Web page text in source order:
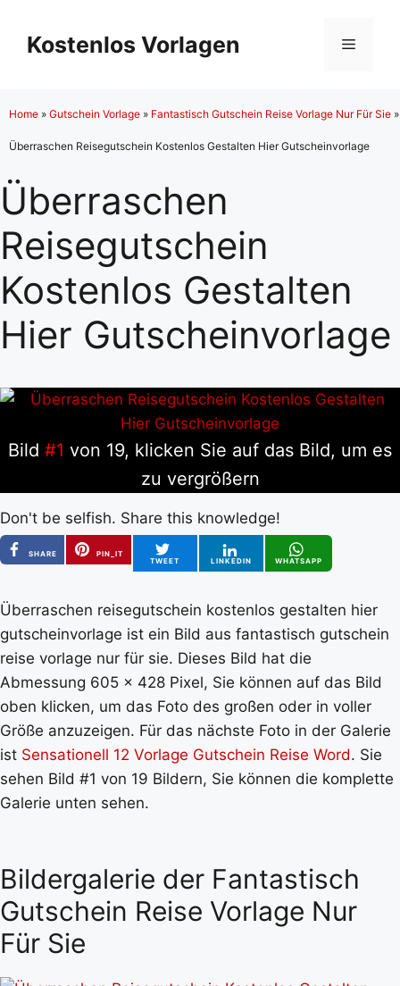
Inhalt
springen
Kostenlos Vorlagen Menü
Home » Gutschein Vorlage » Fantastisch Gutschein Reise Vorlage Nur Für Sie »
Überraschen Reisegutschein Kostenlos Gestalten Hier Gutscheinvorlage
Überraschen
Reisegutschein
Kostenlos Gestalten
Hier Gutscheinvorlage
Bild #1 von 19, klicken Sie auf das Bild, um es
zu vergrößern
Don't be selfish. Share this knowledge!
SHARE
PIN_IT
TWEET
LINKEDIN WHATSAPP
Überraschen reisegutschein kostenlos gestalten hier
gutscheinvorlage ist ein Bild aus fantastisch gutschein
reise vorlage nur für sie. Dieses Bild hat die
Abmessung 605 x 428 Pixel, Sie können auf das Bild
oben klicken, um das Foto des großen oder in voller
Größe anzuzeigen. Für das nächste Foto in der Galerie
ist Sensationell 12 Vorlage Gutschein Reise Word. Sie
sehen Bild #1 von 19 Bildern, Sie können die komplette
Galerie unten sehen.
Bildergalerie der Fantastisch
Gutschein Reise Vorlage Nur
Für Sie